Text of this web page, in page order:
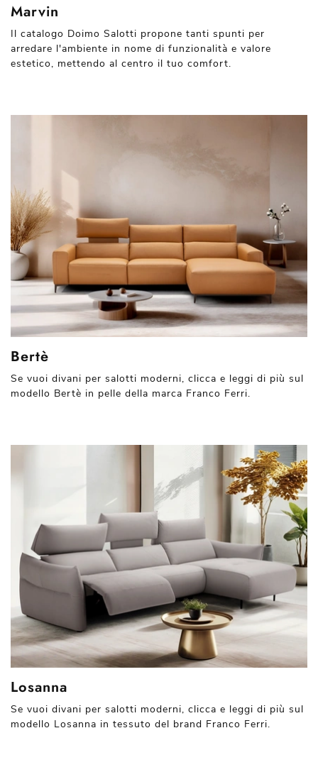
Marvin
Il catalogo Doimo Salotti propone tanti spunti per
arredare l'ambiente in nome di funzionalità e valore
estetico, mettendo al centro il tuo comfort.
Bertè
Se vuoi divani per salotti moderni, clicca e leggi di più sul
modello Bertè in pelle della marca Franco Ferri.
Losanna
Se vuoi divani per salotti moderni, clicca e leggi di più sul
modello Losanna in tessuto del brand Franco Ferri.